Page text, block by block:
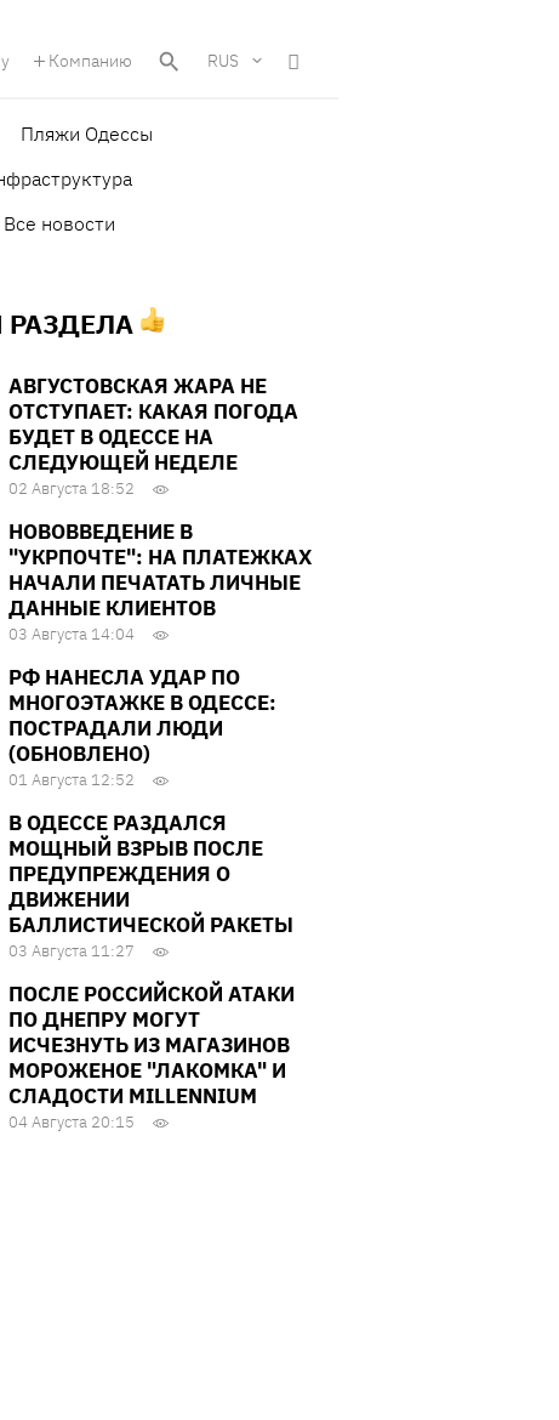
Компанию RUS
Пляжи Одессы
Все новости
РАЗДЕЛА
АВГУСТОВСКАЯ ЖАРА НЕ
ОТСТУПАЕТ: КАКАЯ ПОГОДА
БУДЕТ В ОДЕССЕ НА
СЛЕДУЮЩЕЙ НЕДЕЛЕ
02 Августа 18:52
НОВОВВЕДЕНИЕ В
"УКРПОЧТЕ": НА ПЛАТЕЖКАХ
НАЧАЛИ ПЕЧАТАТЬ ЛИЧНЫЕ
ДАННЫЕ КЛИЕНТОВ
03 Августа 14:04
РФ НАНЕСЛА УДАР ПО
МНОГОЭТАЖКЕ В ОДЕССЕ:
ПОСТРАДАЛИ ЛЮДИ
(ОБНОВЛЕНО)
01 Августа 12:52
В ОДЕССЕ РАЗДАЛСЯ
МОЩНЫЙ ВЗРЫВ ПОСЛЕ
ПРЕДУПРЕЖДЕНИЯ О
ДВИЖЕНИИ
БАЛЛИСТИЧЕСКОЙ РАКЕТЫ
03 Августа 11:27
ПОСЛЕ РОССИЙСКОЙ АТАКИ
ПО ДНЕПРУ МОГУТ
ИСЧЕЗНУТЬ ИЗ МАГАЗИНОВ
МОРОЖЕНОЕ "ЛАКОМКА" И
СЛАДОСТИ MILLENNIUM
04 Августа 20:15